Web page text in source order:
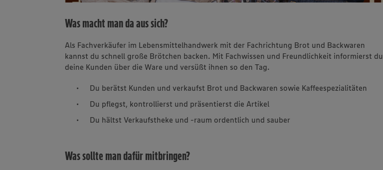
Was macht man da aus sich?
Als Fachverkäufer im Lebensmittelhandwerk mit der Fachrichtung Brot und Backwaren
kannst du schnell große Brötchen backen. Mit Fachwissen und Freundlichkeit informierst du
deine Kunden über die Ware und versüßt ihnen so den Tag.
Du berätst Kunden und verkaufst Brot und Backwaren sowie Kaffeespezialitäten
Du pflegst, kontrollierst und präsentierst die Artikel
Du hältst Verkaufstheke und -raum ordentlich und sauber
Was sollte man dafür mitbringen?